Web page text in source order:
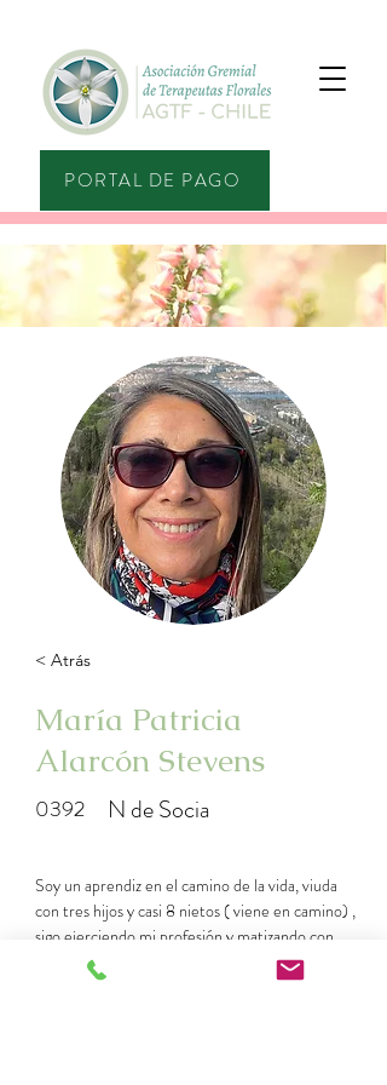
PORTAL DE PAGO
< Atrás
María Patricia
Alarcón Stevens
0392 N de Socia
Soy un aprendiz en el camino de la vida, viuda
con tres hijos y casi 8 nietos ( viene en camino) ,
sigo ejerciendo mi profesión y matizando con
terapia floral evolutiva en algunos de mis
pacientes o bien referidos por sicóloga en donde